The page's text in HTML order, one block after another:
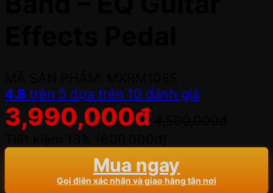
4.8 trên 5 dựa trên 10 đánh giá
3,990,000đ
Mua ngay
Gọi điện xác nhận và giao hàng tận nơi